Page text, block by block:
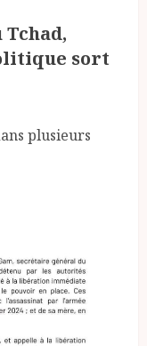
sort
plusieurs